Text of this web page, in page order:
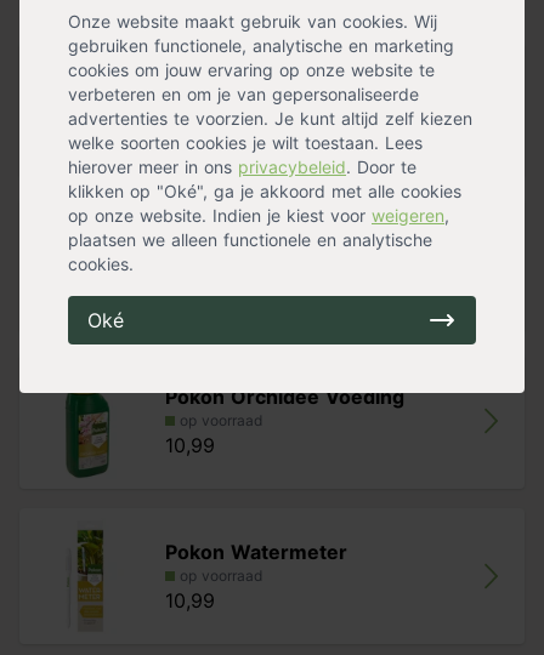
Onze website maakt gebruik van cookies. Wij
gebruiken functionele, analytische en marketing
cookies om jouw ervaring op onze website te
verbeteren en om je van gepersonaliseerde
advertenties te voorzien. Je kunt altijd zelf kiezen
welke soorten cookies je wilt toestaan. Lees
hierover meer in ons privacybeleid. Door te
klikken op "Oké", ga je akkoord met alle cookies
op onze website. Indien je kiest voor weigeren,
plaatsen we alleen functionele en analytische
cookies.
Oké
heeft ongeveer 1 keer per week een beetje water nodig.
Handig voor erbij
Pokon Orchidee Grond
op voorraad
10,99
Pokon Groene Planten Voeding
Pokon Orchidee Voeding
op voorraad
10,99
Pokon Watermeter
op voorraad
10,99